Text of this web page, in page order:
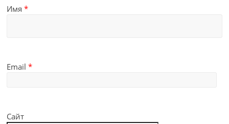
Имя*
Email*
Сайт